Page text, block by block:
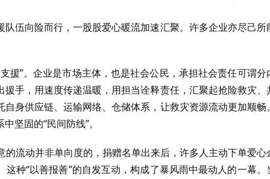
伍向险而行，一股股爱心暖流加速汇聚。许多企业亦尽己所
援”。企业是市场主体，也是社会公民，承担社会责任可谓分
手，用速度传递温暖，用担当诠释责任，汇聚起抢险救灾、
身供应链、运输网络、仓储体系，让救灾资源流动更加顺畅
坚固的“民间防线”。
流动并非单向度的，捐赠名单出来后，许多人主动下单爱心
种“以善报善”的自发互动，构成了暴风雨中最动人的一幕。